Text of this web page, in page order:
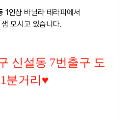
1인샵 바닐라 테라피에서
모시고 있습니다.
신설동 7번출구 도
1분거리♥